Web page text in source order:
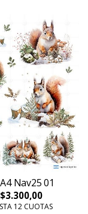
Nav25 01
$3.300,00
12 CUOTAS